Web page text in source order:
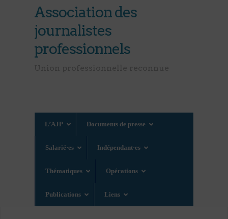
Association des
journalistes
professionnels
L’AJP Documents de presse
Salarié·es Indépendant·es
Thématiques Opérations
Publications Liens